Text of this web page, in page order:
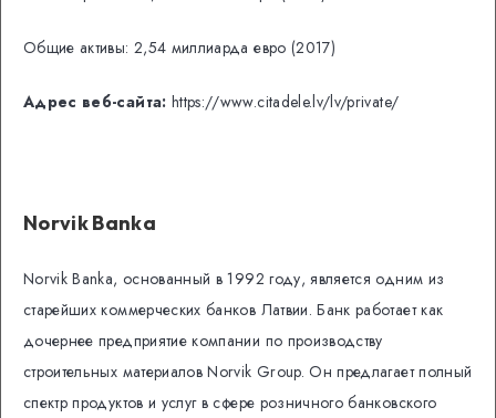
Общие активы: 2,54 миллиарда евро (2017)
Адрес веб-сайта: https://www.citadele.lv/lv/private/
Norvik Banka
Norvik Banka, основанный в 1992 году, является одним из
старейших коммерческих банков Латвии. Банк работает как
дочернее предприятие компании по производству
строительных материалов Norvik Group. Он предлагает полный
спектр продуктов и услуг в сфере розничного банковского